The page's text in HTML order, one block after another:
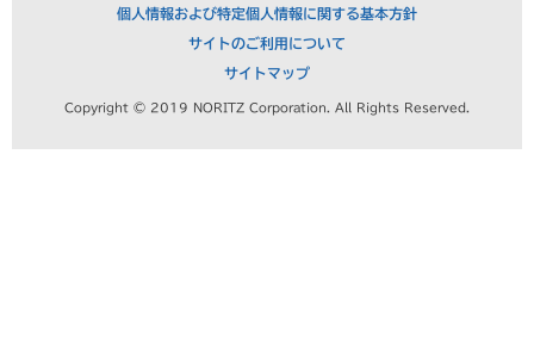
個人情報および特定個人情報に関する基本方針
サイトのご利用について
サイトマップ
Copyright © 2019 NORITZ Corporation. All Rights Reserved.